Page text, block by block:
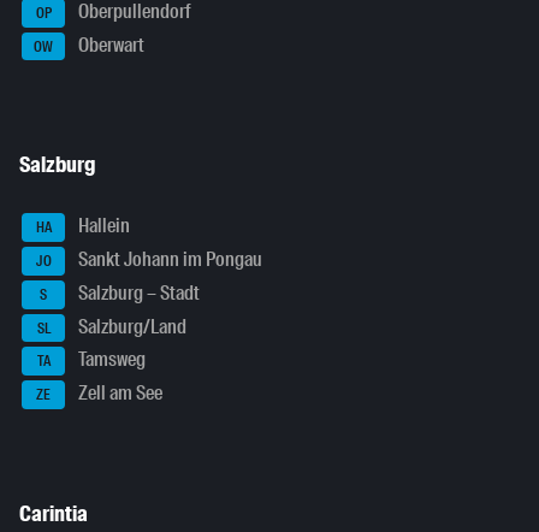
OP Oberpullendorf
OW Oberwart
Salzburg
HA Hallein
JO Sankt Johann im Pongau
S Salzburg – Stadt
SL Salzburg/Land
TA Tamsweg
ZE Zell am See
Carintia